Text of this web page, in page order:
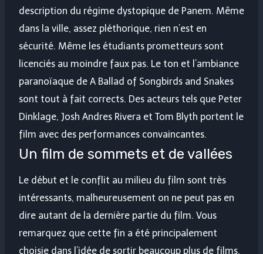
description du régime dystopique de Panem. Même
dans la ville, assez pléthorique, rien n’est en
sécurité. Même les étudiants prometteurs sont
licenciés au moindre faux pas. Le ton et l’ambiance
paranoïaque de A Ballad of Songbirds and Snakes
sont tout à fait corrects. Des acteurs tels que Peter
Dinklage, Josh Andres Rivera et Tom Blyth portent le
film avec des performances convaincantes.
Un film de sommets et de vallées
Le début et le conflit au milieu du film sont très
intéressants, malheureusement on ne peut pas en
dire autant de la dernière partie du film. Vous
remarquez que cette fin a été principalement
choisie dans l’idée de sortir beaucoup plus de films,